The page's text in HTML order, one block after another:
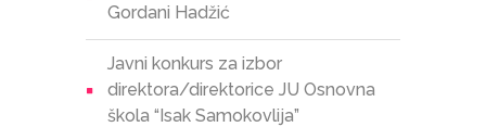
Gordani Hadžić
Javni konkurs za izbor
direktora/direktorice JU Osnovna
škola “Isak Samokovlija”